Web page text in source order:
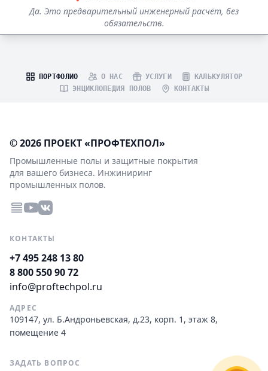
Да. Это предварительный инженерный расчёт, без
обязательств.
ПОРТФОЛИО О НАС УСЛУГИ
КАЛЬКУЛЯТОР
ЭНЦИКЛОПЕДИЯ ПОЛОВ
КОНТАКТЫ
© 2026 ПРОЕКТ «ПРОФТЕХПОЛ»
Промышленные полы и защитные покрытия
для вашего бизнеса. Инжиниринг
промышленных полов.
КОНТАКТЫ
+7 495 248 13 80
8 800 550 90 72
info@proftechpol.ru
АДРЕС
109147, ул. Б.Андроньевская, д.23, корп. 1, этаж 8,
помещение 4
ЗАДАТЬ ВОПРОС